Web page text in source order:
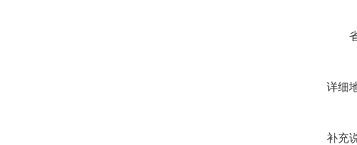
详细
补充